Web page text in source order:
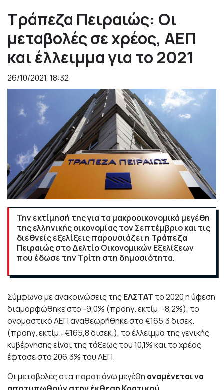
Τράπεζα Πειραιώς: Οι
μεταβολές σε χρέος, ΑΕΠ
και έλλειμμα για το 2021
26/10/2021, 18:32
Την εκτίμησή της για τα μακροοικονομικά μεγέθη
της ελληνικής οικονομίας τον Σεπτέμβριο και τις
διεθνείς εξελίξεις παρουσιάζει η Τράπεζα
Πειραιώςστο Δελτίο Οικονομικών Εξελίξεων
που έδωσε την Τρίτη στη δημοσιότητα.
Σύμφωνα με ανακοινώσεις της ΕΛΣΤΑΤ το 2020 η ύφεση
διαμορφώθηκε στο -9,0% (προηγ. εκτίμ. -8,2%), το
ονομαστικό ΑΕΠ αναθεωρήθηκε στα €165,3 δισεκ.
(προηγ. εκτίμ.: €165,8 δισεκ.), το έλλειμμα της γενικής
κυβέρνησης είναι της τάξεως του 10,1% και το χρέος
έφτασε στο 206,3% του ΑΕΠ.
Οι μεταβολές στα παραπάνω μεγέθη αναμένεται να